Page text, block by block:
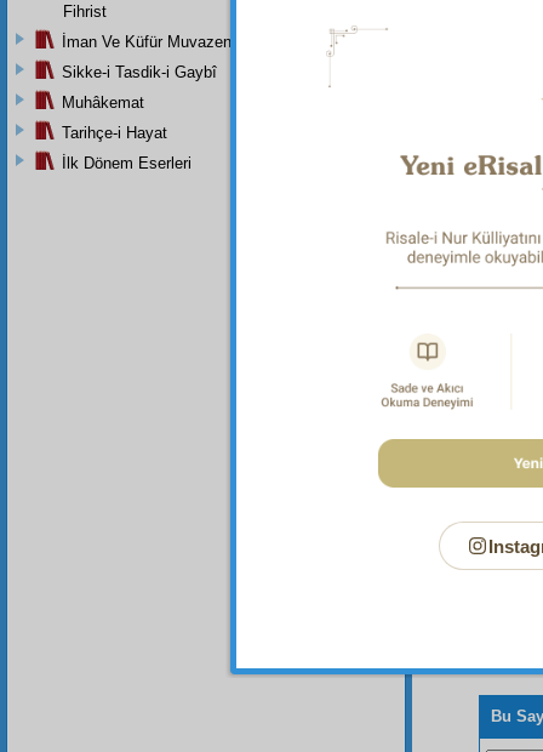
Ben,
Denizli
Dipnot-1
Bu
Fihrist
İman Ve Küfür Muvazeneleri
Sikke-i Tasdik-i Gaybî
Muhâkemat
Tarihçe-i Hayat
İlk Dönem Eserleri